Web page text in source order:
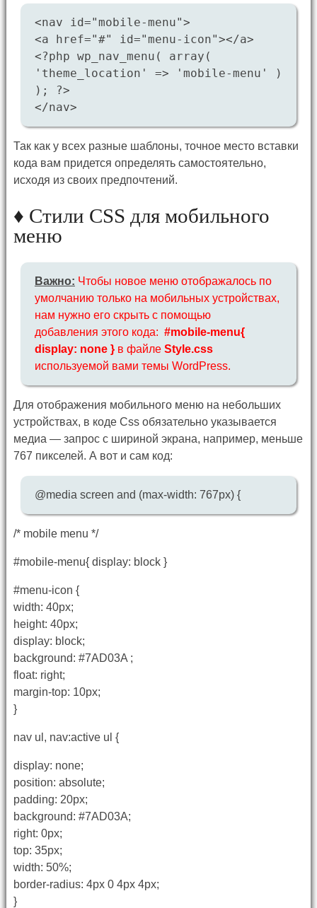
<nav id="mobile-menu">
<a href="#" id="menu-icon"></a>
<?php wp_nav_menu( array(
'theme_location' => 'mobile-menu' )
); ?>
</nav>
Так как у всех разные шаблоны, точное место вставки
кода вам придется определять самостоятельно,
исходя из своих предпочтений.
♦ Стили CSS для мобильного
меню
Важно: Чтобы новое меню отображалось по
умолчанию только на мобильных устройствах,
нам нужно его скрыть с помощью
добавления этого кода: #mobile-menu{
display: none }в файле Style.css
используемой вами темы WordPress.
Для отображения мобильного меню на небольших
устройствах, в коде Css обязательно указывается
медиа — запрос с шириной экрана, например, меньше
767 пикселей. А вот и сам код:
@media screen and (max-width: 767px) {
/* mobile menu */
#mobile-menu{ display: block }
#menu-icon {
width: 40px;
height: 40px;
display: block;
background: #7AD03A ;
float: right;
margin-top: 10px;
}
nav ul, nav:active ul {
display: none;
position: absolute;
padding: 20px;
background: #7AD03A;
right: 0px;
top: 35px;
width: 50%;
border-radius: 4px 0 4px 4px;
}